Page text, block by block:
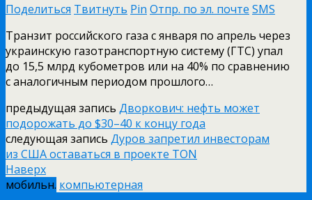
Поделиться Твитнуть Pin Отпр. по эл. почте SMS
Транзит российского газа с января по апрель через
украинскую газотранспортную систему (ГТС) упал
до 15,5 млрд кубометров или на 40% по сравнению
с аналогичным периодом прошлого…
предыдущая запись Дворкович: нефть может
подорожать до $30–40 к концу года
следующая запись Дуров запретил инвесторам
из США оставаться в проекте TON
Наверх
мобильн. компьютерная